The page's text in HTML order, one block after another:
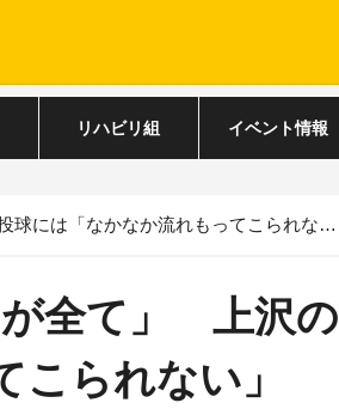
リハビリ組 イベント情報
は「なかなか流れもってこられない」
が全て」 上沢の
られない」